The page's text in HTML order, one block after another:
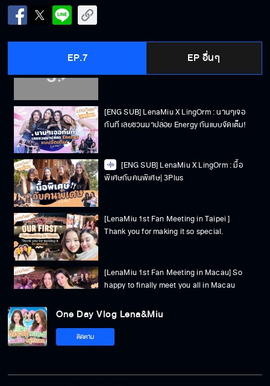
EP.7 EP อื่นๆ
[ENG SUB] Lena Miu 🧡 : ทำงานศิลปะกับคน
[ENG SUB] LenaMiu X LingOrm : นานๆเจอ
กันที เลยชวนมาปล่อย Energy กันแบบจัดเต็ม!
[ENG SUB] LenaMiu X LingOrm : มื้อ
พิเศษกับคนพิเศษ| 3Plus
[LenaMiu 1st Fan Meeting in Taipei ]
Thank you for making it so special.
[LenaMiu 1st Fan Meeting in Macau] So
happy to finally meet you all in Macau
[LenaMiu 1st Fansign in Chongqing] A day
One Day Vlog Lena&Miu
ติดตาม